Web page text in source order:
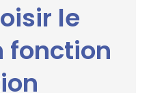
le
fonction